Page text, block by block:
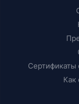
Сертификаты
Как